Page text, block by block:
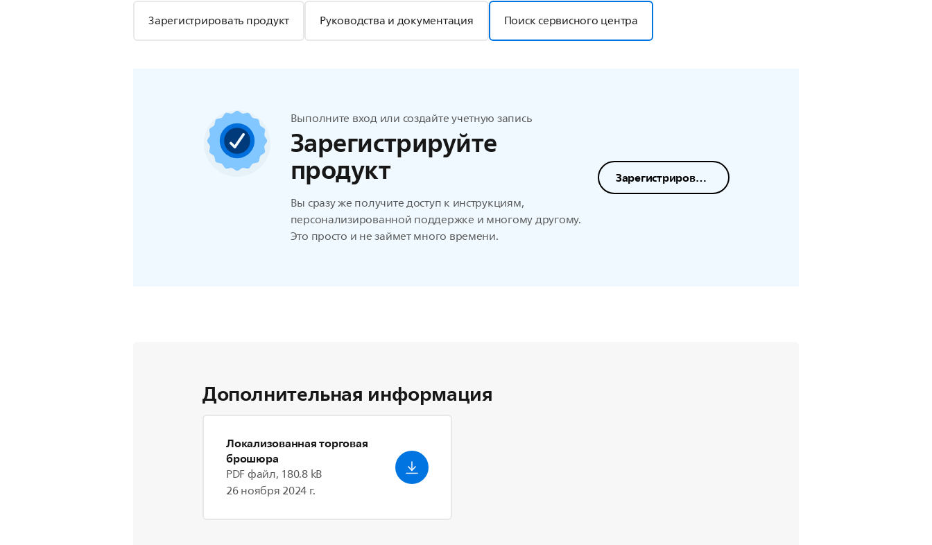
Зарегистрировать продукт Руководства и документация Поиск сервисного центра
Выполните вход или создайте учетную запись
Зарегистрируйте
продукт
Вы сразу же получите доступ к инструкциям,
персонализированной поддержке и многому другому.
Это просто и не займет много времени.
Зарегистрировать
Дополнительная информация
Локализованная торговая
брошюра
PDF файл, 180.8 kB
26 ноября 2024 г.